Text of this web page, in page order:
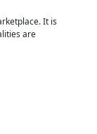
It is
are